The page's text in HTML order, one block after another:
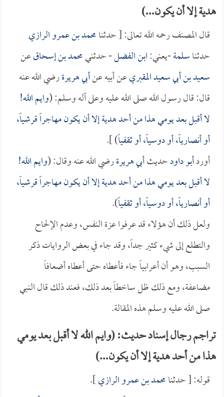
هدية إلا أن يكون...)
قال المصنف رحمه الله تعالى: [ حدثنامحمد بن عمرو الرازي
حدثناسلمة-يعني:ابن الفضل- حدثنيمحمد بن إسحاقعن
سعيد بن أبي سعيد المقبريعن أبيه عنأبي هريرةرضي الله عنه
قال: قال رسول الله صلى الله عليه وعلى آله وسلم: (وايم الله!
لا أقبل بعد يومي هذا من أحد هدية إلا أن يكون مهاجراً قرشياً،
أو أنصارياً، أو دوسياً، أو ثقفياً) ].
أوردأبو داودحديثأبي هريرةرضي الله عنه وقال: (وايم الله!
لا أقبل بعد يومي هذا من أحد هدية إلا أن يكون مهاجراً قرشياً،
أو أنصارياً، أو دوسياً، أو ثقفياً).
ولعل ذلك أن هؤلاء قد عرفوا عزة النفس، وعدم الإلحاح
والتطلع إلى شيء كثير جداً، وقد جاء في بعض الروايات ذكر
السبب، وهو أن أعرابياً جاء فأعطاه حتى أعطاه أضعافاً
مضاعفة، ومع ذلك ظل ساخطاً بعد ذلك، فعند ذلك قال النبي
صلى الله عليه وسلم هذه المقالة.
تراجم رجال إسناد حديث: (وايم الله لا أقبل بعد يومي
هذا من أحد هدية إلا أن يكون...)
قوله: [ حدثنامحمد بن عمرو الرازي].